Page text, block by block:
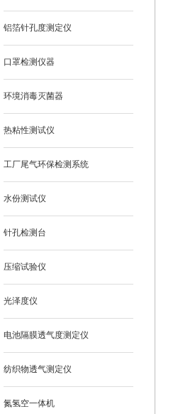
铝箔针孔度测定仪
口罩检测仪器
环境消毒灭菌器
热粘性测试仪
工厂尾气环保检测系统
水份测试仪
针孔检测台
压缩试验仪
光泽度仪
电池隔膜透气度测定仪
纺织物透气测定仪
氮氢空一体机